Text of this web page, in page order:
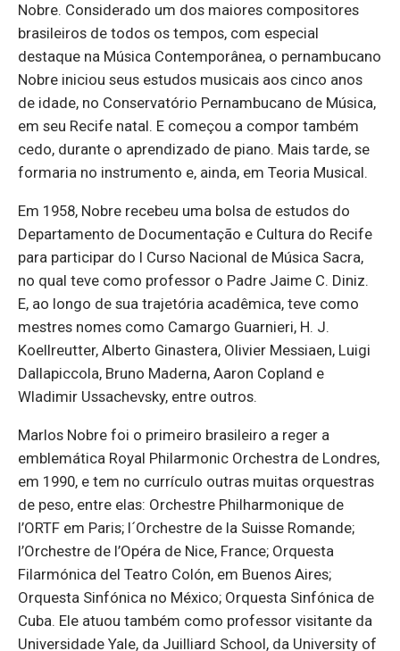
Nobre. Considerado um dos maiores compositores
brasileiros de todos os tempos, com especial
destaque na Música Contemporânea, o pernambucano
Nobre iniciou seus estudos musicais aos cinco anos
de idade, no Conservatório Pernambucano de Música,
em seu Recife natal. E começou a compor também
cedo, durante o aprendizado de piano. Mais tarde, se
formaria no instrumento e, ainda, em Teoria Musical.
Em 1958, Nobre recebeu uma bolsa de estudos do
Departamento de Documentação e Cultura do Recife
para participar do I Curso Nacional de Música Sacra,
no qual teve como professor o Padre Jaime C. Diniz.
E, ao longo de sua trajetória acadêmica, teve como
mestres nomes como Camargo Guarnieri, H. J.
Koellreutter, Alberto Ginastera, Olivier Messiaen, Luigi
Dallapiccola, Bruno Maderna, Aaron Copland e
Wladimir Ussachevsky, entre outros.
Marlos Nobre foi o primeiro brasileiro a reger a
emblemática Royal Philarmonic Orchestra de Londres,
em 1990, e tem no currículo outras muitas orquestras
de peso, entre elas: Orchestre Philharmonique de
l’ORTF em Paris; l´Orchestre de la Suisse Romande;
l’Orchestre de l’Opéra de Nice, France; Orquesta
Filarmónica del Teatro Colón, em Buenos Aires;
Orquesta Sinfónica no México; Orquesta Sinfónica de
Cuba. Ele atuou também como professor visitante da
Universidade Yale, da Juilliard School, da University of